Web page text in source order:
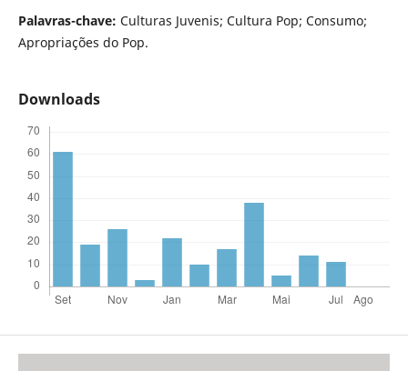
Palavras-chave: Culturas Juvenis; Cultura Pop; Consumo;
Apropriações do Pop.
Downloads